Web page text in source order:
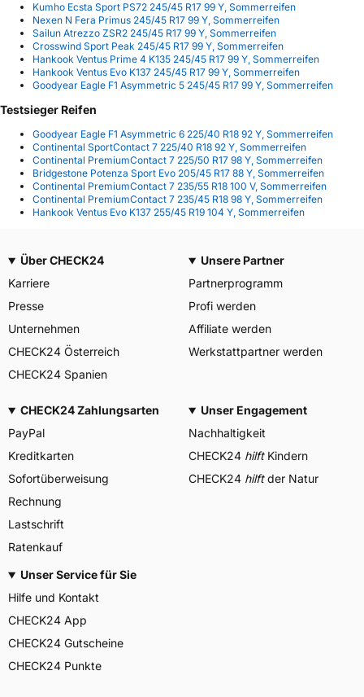
Kumho Ecsta Sport PS72 245/45 R17 99 Y, Sommerreifen
Nexen N Fera Primus 245/45 R17 99 Y, Sommerreifen
Sailun Atrezzo ZSR2 245/45 R17 99 Y, Sommerreifen
Crosswind Sport Peak 245/45 R17 99 Y, Sommerreifen
Hankook Ventus Prime 4 K135 245/45 R17 99 Y, Sommerreifen
Hankook Ventus Evo K137 245/45 R17 99 Y, Sommerreifen
Goodyear Eagle F1 Asymmetric 5 245/45 R17 99 Y, Sommerreifen
Testsieger Reifen
Goodyear Eagle F1 Asymmetric 6 225/40 R18 92 Y, Sommerreifen
Continental SportContact 7 225/40 R18 92 Y, Sommerreifen
Continental PremiumContact 7 225/50 R17 98 Y, Sommerreifen
Bridgestone Potenza Sport Evo 205/45 R17 88 Y, Sommerreifen
Continental PremiumContact 7 235/55 R18 100 V, Sommerreifen
Continental PremiumContact 7 235/45 R18 98 Y, Sommerreifen
Hankook Ventus Evo K137 255/45 R19 104 Y, Sommerreifen
Über CHECK24
Karriere
Presse
Unternehmen
CHECK24 Österreich
CHECK24 Spanien
Unsere Partner
Partnerprogramm
Profi werden
Affiliate werden
Werkstattpartner werden
CHECK24 Zahlungsarten
PayPal
Kreditkarten
Sofortüberweisung
Rechnung
Lastschrift
Ratenkauf
Unser Engagement
Nachhaltigkeit
CHECK24 hilftKindern
CHECK24 hilftder Natur
Unser Service für Sie
Hilfe und Kontakt
CHECK24 App
CHECK24 Gutscheine
CHECK24 Punkte